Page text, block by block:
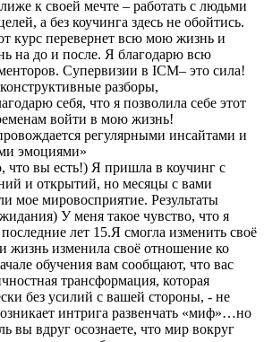
к своей мечте – работать с людьми
а без коучинга здесь не обойтись.
курс перевернет всю мою жизнь и
на до и после. Я благодарю всю
Супервизии в ICM– это сила!
разборы,
себя, что я позволила себе этот
войти в мою жизнь!
регулярными инсайтами и
эмоциями»
что вы есть!) Я пришла в коучинг с
и открытий, но месяцы с вами
мое мировосприятие. Результаты
У меня такое чувство, что я
лет 15.Я смогла изменить своё
жизнь изменила своё отношение ко
обучения вам сообщают, что вас
трансформация, которая
без усилий с вашей стороны, - не
интрига развенчать «миф»…но
вы вдруг осознаете, что мир вокруг